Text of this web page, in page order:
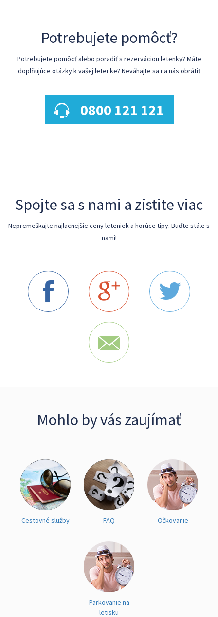
Potrebujete pomôcť?
Potrebujete pomôcť alebo poradiť s rezerváciou letenky? Máte
doplňujúce otázky k vašej letenke? Neváhajte sa na nás obrátiť
0800 121 121
Spojte sa s nami a zistite viac
Nepremeškajte najlacnejšie ceny leteniek a horúce tipy. Buďte stále s
nami!
Mohlo by vás zaujímať
Cestovné služby FAQ Očkovanie
Parkovanie na
letisku